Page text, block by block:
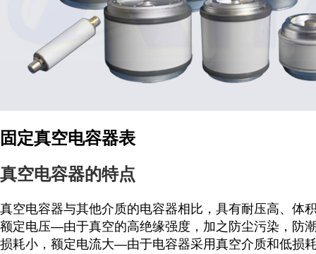
固定真空电容器表
真空电容器的特点
真空电容器与其他介质的电容器相比，具有耐压高、体
额定电压—由于真空的高绝缘强度，加之防尘污染，防
损耗小，额定电流大—由于电容器采用真空介质和低损